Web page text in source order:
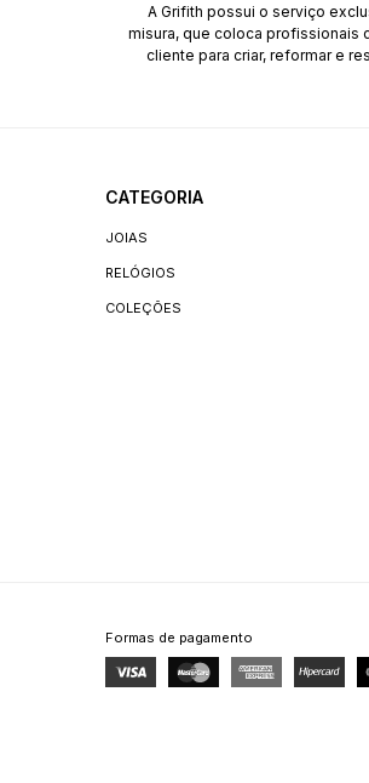
A Grifith possui o serviço
misura, que coloca profissionais
cliente para criar, reformar e
CATEGORIA
JOIAS
RELÓGIOS
COLEÇÕES
Formas de pagamento